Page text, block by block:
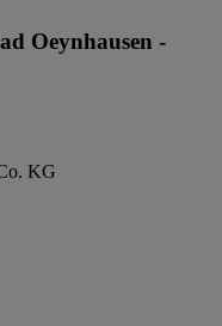
Oeynhausen -
KG